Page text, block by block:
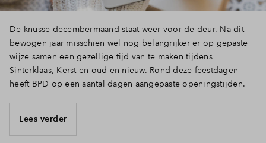
De knusse decembermaand staat weer voor de deur. Na dit
bewogen jaar misschien wel nog belangrijker er op gepaste
wijze samen een gezellige tijd van te maken tijdens
Sinterklaas, Kerst en oud en nieuw. Rond deze feestdagen
heeft BPD op een aantal dagen aangepaste openingstijden.
Lees verder